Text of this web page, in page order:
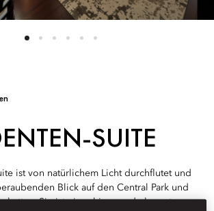
SUITE
ist von natürlichem Licht durchflutet und
Blick auf den Central Park und
Sie ist ein ruhiger und eleganter